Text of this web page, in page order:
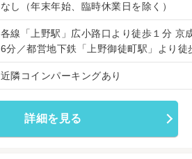
なし（年末年始、臨時休業日を除く）
各線「上野駅」広小路口より徒歩１分 京
6分／都営地下鉄「上野御徒町駅」より徒
近隣コインパーキングあり
詳細を見る